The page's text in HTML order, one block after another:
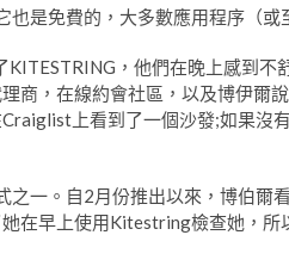
也是免費的，大多數應用程序（或
KITESTRING，他們在晚上感到
商，在線約會社區，以及博伊爾
上看到了一個沙發;如果沒
一。自2月份推出以來，博伯爾
在早上使用Kitestring檢查她，